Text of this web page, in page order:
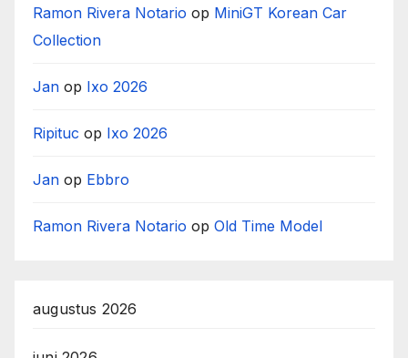
Ramon Rivera Notario op MiniGT Korean Car
Collection
Jan op Ixo 2026
Ripituc op Ixo 2026
Jan op Ebbro
Ramon Rivera Notario op Old Time Model
augustus 2026